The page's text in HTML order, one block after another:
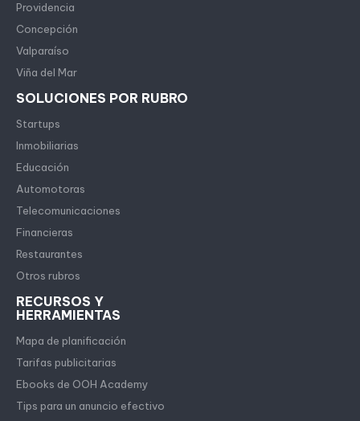
Providencia
Concepción
Valparaíso
Viña del Mar
SOLUCIONES POR RUBRO
Startups
Inmobiliarias
Educación
Automotoras
Telecomunicaciones
Financieras
Restaurantes
Otros rubros
RECURSOS Y
HERRAMIENTAS
Mapa de planificación
Tarifas publicitarias
Ebooks de OOH Academy
Tips para un anuncio efectivo